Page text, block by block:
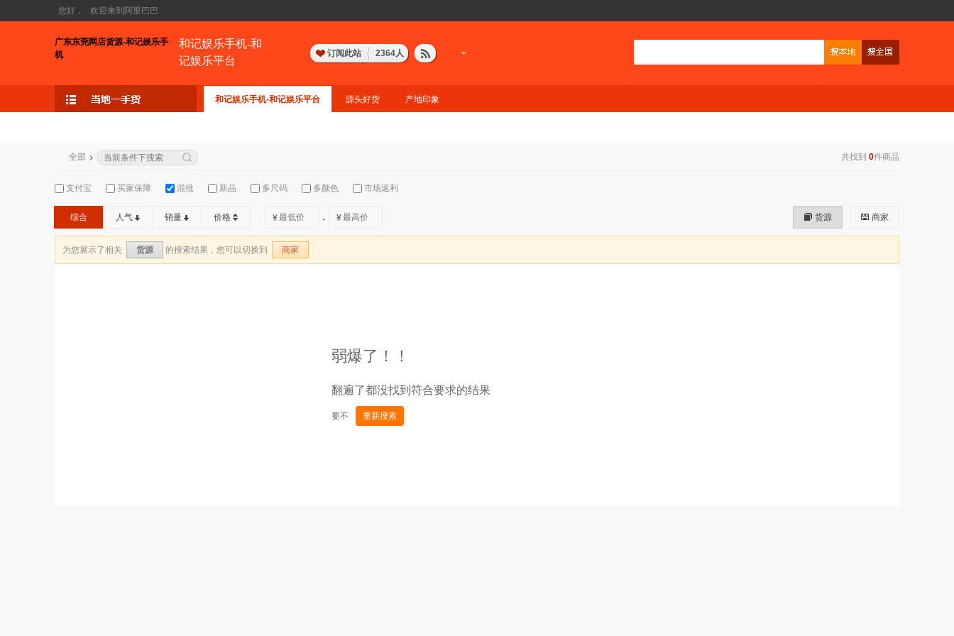
您好， 欢迎来到阿里巴巴
广东东莞网店货源-和记娱乐手
机
和记娱乐手机-和
记娱乐平台
订阅此站 2364人
和记娱乐手机-和记娱乐平台 源头好货 产地印象
共找到 0件商品
全部
支付宝 买家保障 混批 新品 多尺码 多颜色 市场返利
综合 人气 销量 价格 ¥ - ¥ 商家
货源
为您展示了相关 货源 的搜索结果，您可以切换到 商家
弱爆了！！
翻遍了都没找到符合要求的结果
要不 重新搜索